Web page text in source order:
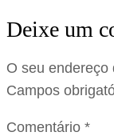
Deixe um
O seu endereço
Campos
Comentário *